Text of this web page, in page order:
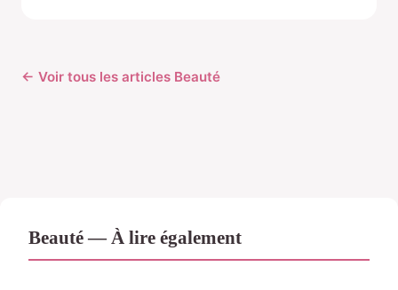
← Voir tous les articles Beauté
Beauté — À lire également